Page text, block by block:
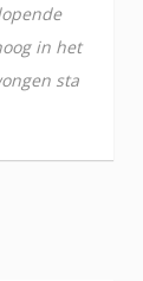
in het
sta